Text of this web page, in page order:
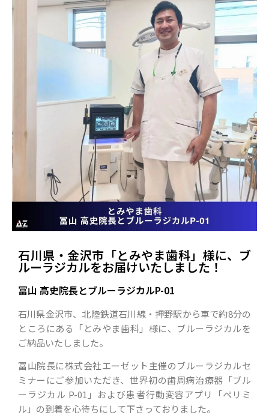
石川県・金沢市「とみやま歯科」様に、ブ
ルーラジカルをお届けいたしました！
冨山 高史院長とブルーラジカルP-01
石川県金沢市、北陸鉄道石川線・押野駅から車で約8分の
ところにある「とみやま歯科」様に、ブルーラジカルを
ご納品いたしました。
冨山院長に株式会社エーゼット主催のブルーラジカルセ
ミナーにご参加いただき、世界初の歯周病治療器「ブル
ーラジカル P-01」および患者行動変容アプリ「ペリミ
ル」の到着を心待ちにして下さっておりました。